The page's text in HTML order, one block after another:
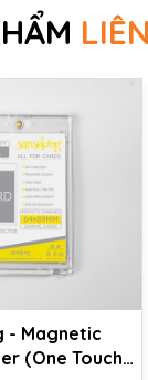
- Magnetic
(One Touch